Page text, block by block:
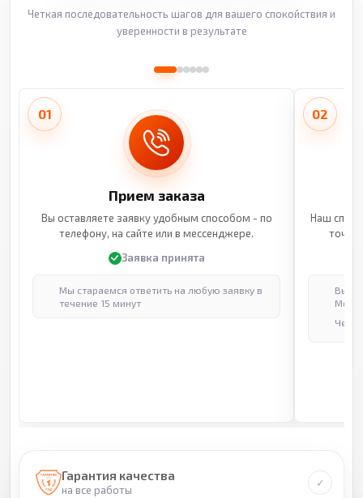
Четкая последовательность шагов для вашего спокойствия и
уверенности в результате
01
Прием заказа
Вы оставляете заявку удобным способом - по
телефону, на сайте или в мессенджере.
Заявка принята
Мы стараемся ответить на любую заявку в
течение 15 минут
02
Наш
Гарантия качества
на все работы